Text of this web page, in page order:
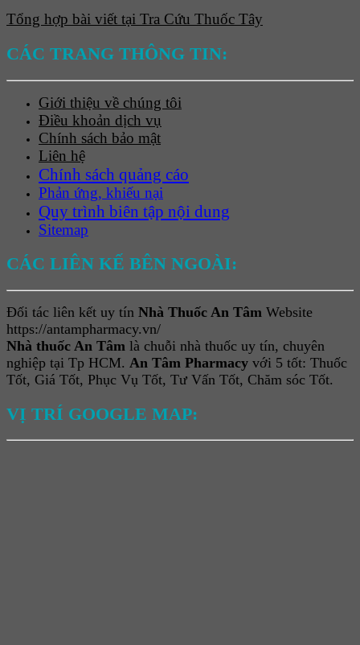
Tổng hợp bài viết tại Tra Cứu Thuốc Tây
CÁC TRANG THÔNG TIN:
Giới thiệu về chúng tôi
Điều khoản dịch vụ
Chính sách bảo mật
Liên hệ
Chính sách quảng cáo
Phản ứng, khiếu nại
Quy trình biên tập nội dung
Sitemap
CÁC LIÊN KẾ BÊN NGOÀI:
Đối tác liên kết uy tín Nhà Thuốc An Tâm Website
https://antampharmacy.vn/
Nhà thuốc An Tâm là chuỗi nhà thuốc uy tín, chuyên
nghiệp tại Tp HCM. An Tâm Pharmacy với 5 tốt: Thuốc
Tốt, Giá Tốt, Phục Vụ Tốt, Tư Vấn Tốt, Chăm sóc Tốt.
VỊ TRÍ GOOGLE MAP: